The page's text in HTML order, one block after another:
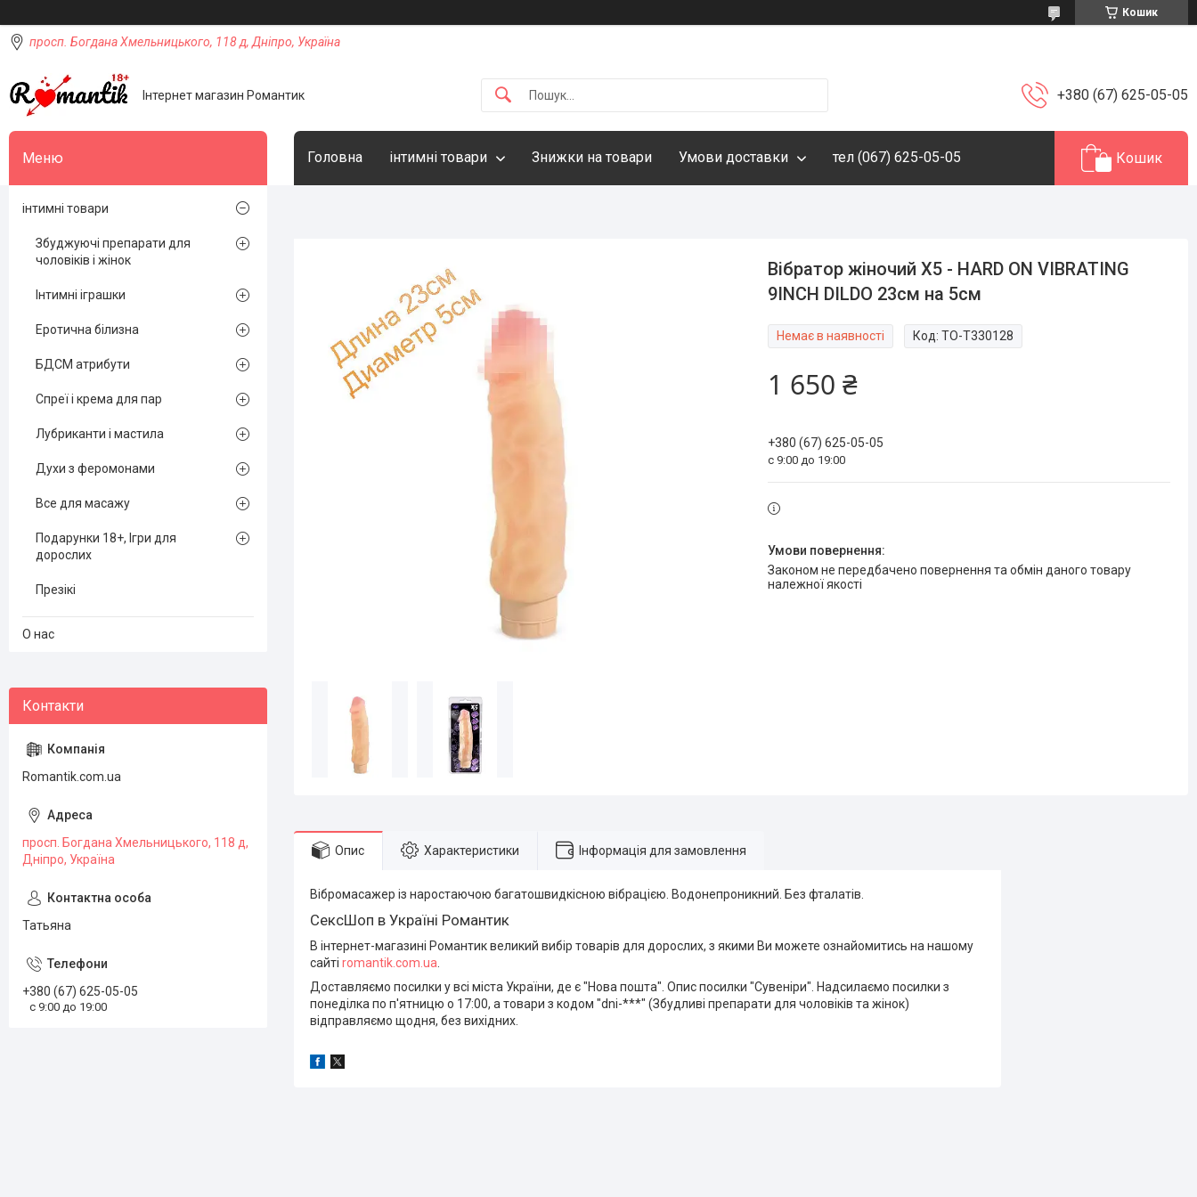
Кошик
просп. Богдана Хмельницького, 118 д, Дніпро, Україна
Інтернет магазин Романтик +380 (67) 625-05-05
Головна інтимні товари Знижки на товари Умови доставки тел (067) 625-05-05 Кошик
Вібратор жіночий X5 - HARD ON VIBRATING
9INCH DILDO 23см на 5см
Немає в наявності Код:TO-T330128
1 650 ₴
+380 (67) 625-05-05
с 9:00 до 19:00
Законом не передбачено повернення та обмін даного товару
належної якості
Опис Характеристики Інформація для замовлення
Вібромасажер із наростаючою багатошвидкісною вібрацією. Водонепроникний. Без фталатів.
СексШоп в Україні Романтик
В інтернет-магазині Романтик великий вибір товарів для дорослих, з якими Ви можете ознайомитись на нашому
сайті romantik.com.ua
Доставляємо посилки у всі міста України, де є "Нова пошта". Опис посилки "Сувеніри". Надсилаємо посилки з
понеділка по п'ятницю о 17:00, а товари з кодом "dni-***" (Збудливі препарати для чоловіків та жінок)
відправляємо щодня, без вихідних.
інтимні товари
Збуджуючі препарати для
чоловіків і жінок
Інтимні іграшки
Еротична білизна
БДСМ атрибути
Спреї і крема для пар
Лубриканти і мастила
Духи з феромонами
Все для масажу
Подарунки 18+, Ігри для
дорослих
Презікі
О нас
Romantik.com.ua
просп. Богдана Хмельницького, 118 д,
Дніпро, Україна
Татьяна
+380 (67) 625-05-05
с 9:00 до 19:00